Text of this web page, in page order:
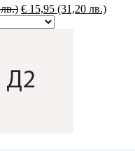
€ 15,95 (31,20 лв.)